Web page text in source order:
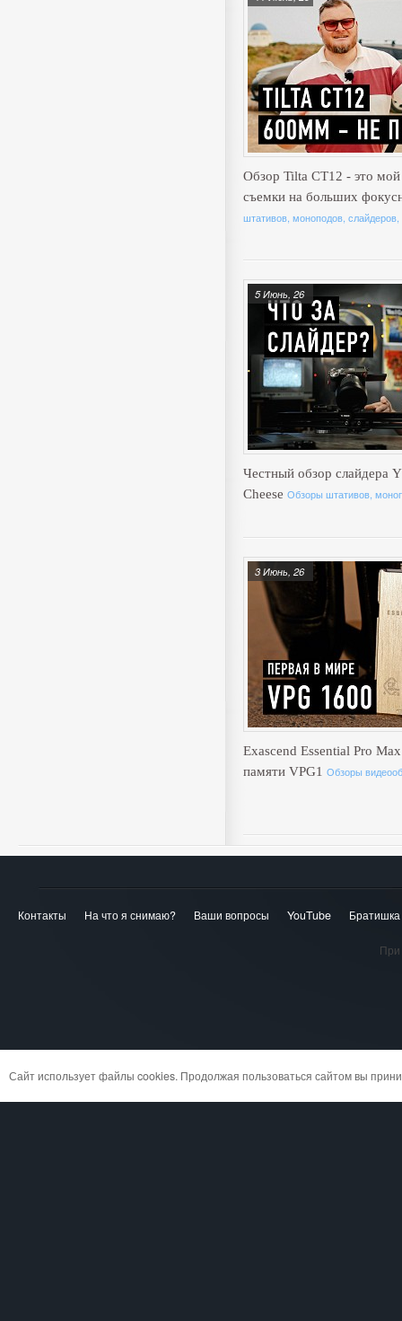
Обзор Tilta CT12 - это
съемки на больших
штативов, моноподов, слайдеров,
Честный обзор слайдера
Cheese Обзоры штативов,
5 Июнь, 26
Exascend Essential Pro
памяти VPG1 Обзоры
3 Июнь, 26
Контакты На что я снимаю? Ваши вопросы YouTube
При
Сайт использует файлы cookies. Продолжая пользоваться сайтом вы